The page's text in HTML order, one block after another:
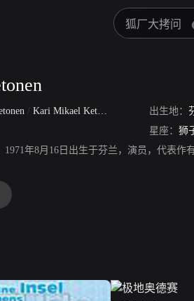
/ Kari Mikael Ketonen 出生地：
星座： 狮
1971年8月16日出生于芬兰，演员，代表作